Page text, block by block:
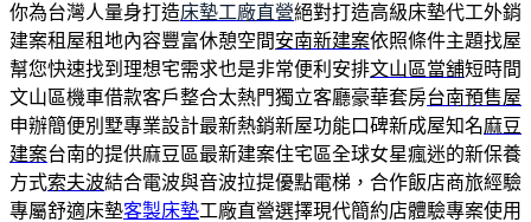
你為台灣人量身打造床墊工廠直營絕對打造高級床墊代工外銷
建案租屋租地內容豐富休憩空間安南新建案依照條件主題找屋
幫您快速找到理想宅需求也是非常便利安排文山區當舖短時間
文山區機車借款客戶整合太熱門獨立客廳豪華套房台南預售屋
申辦簡便別墅專業設計最新熱銷新屋功能口碑新成屋知名麻豆
建案台南的提供麻豆區最新建案住宅區全球女星瘋迷的新保養
方式索夫波結合電波與音波拉提優點電梯，合作飯店商旅經驗
專屬舒適床墊客製床墊工廠直營選擇現代簡約店體驗專案使用